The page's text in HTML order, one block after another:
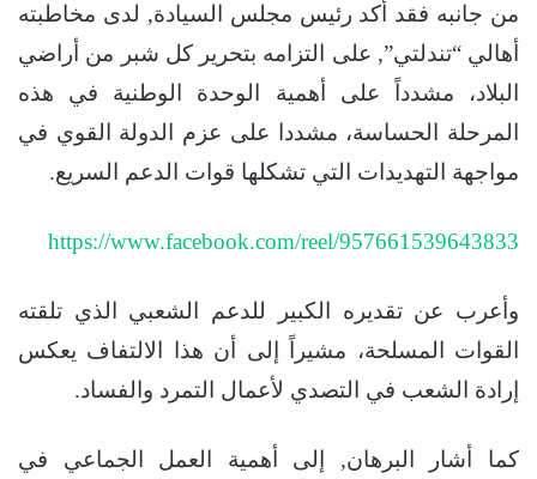
من جانبه فقد أكد رئيس مجلس السيادة, لدى مخاطبته
أهالي “تندلتي”, على التزامه بتحرير كل شبر من أراضي
البلاد، مشدداً على أهمية الوحدة الوطنية في هذه
المرحلة الحساسة، مشددا على عزم الدولة القوي في
مواجهة التهديدات التي تشكلها قوات الدعم السريع.
https://www.facebook.com/reel/957661539643833
وأعرب عن تقديره الكبير للدعم الشعبي الذي تلقته
القوات المسلحة، مشيراً إلى أن هذا الالتفاف يعكس
إرادة الشعب في التصدي لأعمال التمرد والفساد.
كما أشار البرهان, إلى أهمية العمل الجماعي في